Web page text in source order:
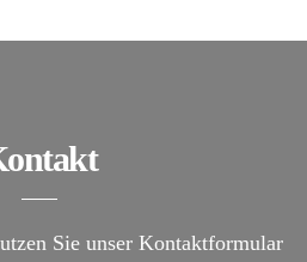
Sie unser Kontaktformular